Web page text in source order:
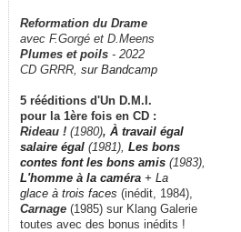
Reformation du Drame
avec F.Gorgé et D.Meens
Plumes et poils - 2022
CD GRRR, sur Bandcamp
5 rééditions d'Un D.M.I.
pour la 1ère fois en CD :
Rideau ! (1980), À travail égal
salaire égal (1981), Les bons
contes font les bons amis (1983),
L'homme à la caméra + La
glace à trois faces (inédit, 1984),
Carnage (1985) sur Klang Galerie
toutes avec des bonus inédits !